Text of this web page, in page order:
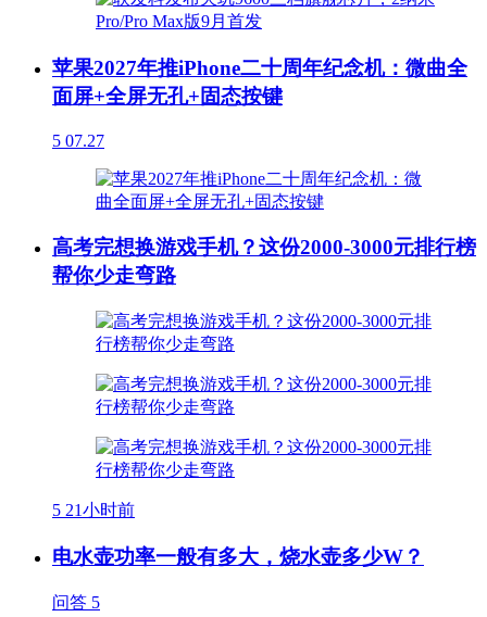
苹果2027年推iPhone二十周年纪念机：微曲全
面屏+全屏无孔+固态按键
5 07.27
高考完想换游戏手机？这份2000-3000元排行榜
帮你少走弯路
5 21小时前
电水壶功率一般有多大，烧水壶多少W？
问答 5